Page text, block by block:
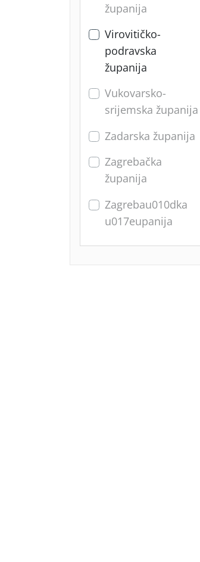
županija
Virovitičko-
podravska
županija
Vukovarsko-
srijemska županija
Zadarska županija
Zagrebačka
županija
Zagrebau010dka
u017eupanija